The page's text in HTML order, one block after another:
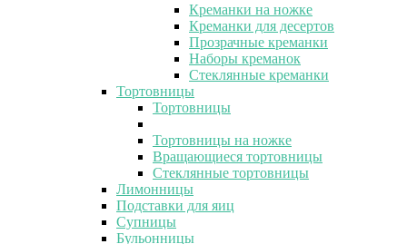
Креманки на ножке
Креманки для десертов
Прозрачные креманки
Наборы креманок
Стеклянные креманки
Тортовницы
Тортовницы
Тортовницы на ножке
Вращающиеся тортовницы
Стеклянные тортовницы
Лимонницы
Подставки для яиц
Супницы
Бульонницы